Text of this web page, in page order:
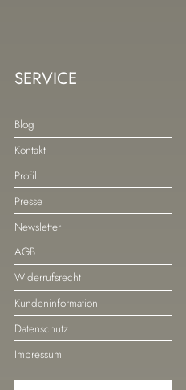
SERVICE
Navigation
überspringen
Blog
Kontakt
Profil
Presse
Newsletter
AGB
Widerrufsrecht
Kundeninformation
Datenschutz
Impressum